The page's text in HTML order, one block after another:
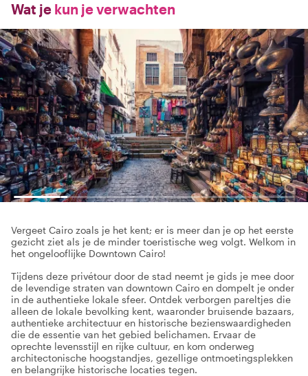
Wat je kun je verwachten
Vergeet Cairo zoals je het kent; er is meer dan je op het eerste
gezicht ziet als je de minder toeristische weg volgt. Welkom in
het ongelooflijke Downtown Cairo!
Tijdens deze privétour door de stad neemt je gids je mee door
de levendige straten van downtown Cairo en dompelt je onder
in de authentieke lokale sfeer. Ontdek verborgen pareltjes die
alleen de lokale bevolking kent, waaronder bruisende bazaars,
authentieke architectuur en historische bezienswaardigheden
die de essentie van het gebied belichamen. Ervaar de
oprechte levensstijl en rijke cultuur, en kom onderweg
architectonische hoogstandjes, gezellige ontmoetingsplekken
en belangrijke historische locaties tegen.